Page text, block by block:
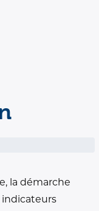
la démarche
indicateurs